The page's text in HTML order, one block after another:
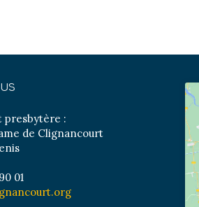
presbytère :
de Clignancourt
01